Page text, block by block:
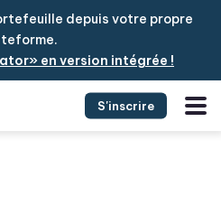
depuis votre propre
en version intégrée !
S'inscrire